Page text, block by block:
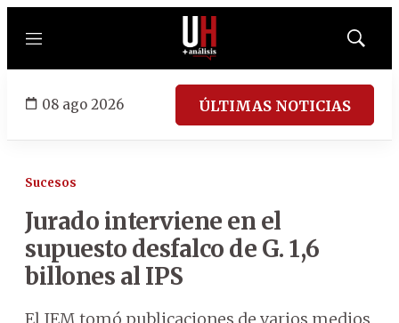
Menú
Mostrar
08 ago 2026 ÚLTIMAS NOTICIAS
Sucesos
Jurado interviene en el
supuesto desfalco de G. 1,6
billones al IPS